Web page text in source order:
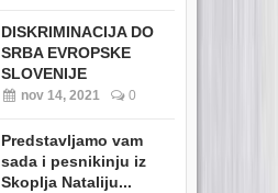
DISKRIMINACIJA DO
SRBA EVROPSKE
SLOVENIJE
nov 14, 2021 0
Predstavljamo vam
sada i pesnikinju iz
Skoplja Nataliju...